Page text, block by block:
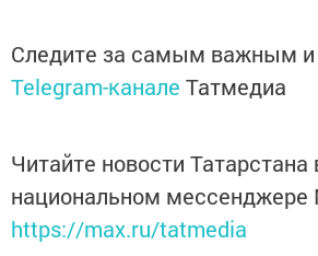
Следите за самым важным
Telegram-канале Татмедиа
Читайте новости Татарстана
национальном мессенджере
https://max.ru/tatmedia